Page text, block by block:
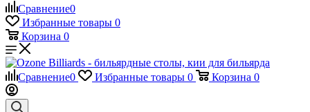
Сравнение0
Избранные товары 0
Корзина 0
Сравнение0 Избранные товары 0 Корзина 0